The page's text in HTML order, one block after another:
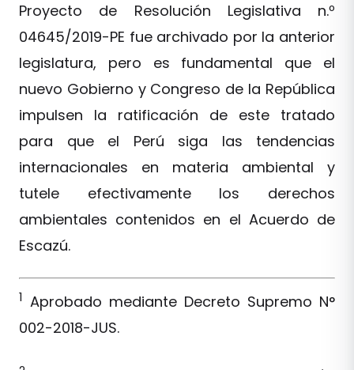
Proyecto de Resolución Legislativa n.º
04645/2019-PE fue archivado por la anterior
legislatura, pero es fundamental que el
nuevo Gobierno y Congreso de la República
impulsen la ratificación de este tratado
para que el Perú siga las tendencias
internacionales en materia ambiental y
tutele efectivamente los derechos
ambientales contenidos en el Acuerdo de
Escazú.
1 Aprobado mediante Decreto Supremo N°
002-2018-JUS.